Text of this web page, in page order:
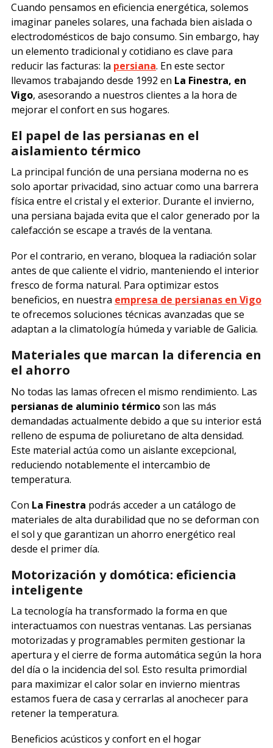
Cuando pensamos en eficiencia energética, solemos
imaginar paneles solares, una fachada bien aislada o
electrodomésticos de bajo consumo. Sin embargo, hay
un elemento tradicional y cotidiano es clave para
reducir las facturas: la persiana. En este sector
llevamos trabajando desde 1992 en La Finestra, en
Vigo, asesorando a nuestros clientes a la hora de
mejorar el confort en sus hogares.
El papel de las persianas en el
aislamiento térmico
La principal función de una persiana moderna no es
solo aportar privacidad, sino actuar como una barrera
física entre el cristal y el exterior. Durante el invierno,
una persiana bajada evita que el calor generado por la
calefacción se escape a través de la ventana.
Por el contrario, en verano, bloquea la radiación solar
antes de que caliente el vidrio, manteniendo el interior
fresco de forma natural. Para optimizar estos
beneficios, en nuestra empresa de persianas en Vigo
te ofrecemos soluciones técnicas avanzadas que se
adaptan a la climatología húmeda y variable de Galicia.
Materiales que marcan la diferencia en
el ahorro
No todas las lamas ofrecen el mismo rendimiento. Las
persianas de aluminio térmicoson las más
demandadas actualmente debido a que su interior está
relleno de espuma de poliuretano de alta densidad.
Este material actúa como un aislante excepcional,
reduciendo notablemente el intercambio de
temperatura.
Con La Finestra podrás acceder a un catálogo de
materiales de alta durabilidad que no se deforman con
el sol y que garantizan un ahorro energético real
desde el primer día.
Motorización y domótica: eficiencia
inteligente
La tecnología ha transformado la forma en que
interactuamos con nuestras ventanas. Las persianas
motorizadas y programables permiten gestionar la
apertura y el cierre de forma automática según la hora
del día o la incidencia del sol. Esto resulta primordial
para maximizar el calor solar en invierno mientras
estamos fuera de casa y cerrarlas al anochecer para
retener la temperatura.
Beneficios acústicos y confort en el hogar